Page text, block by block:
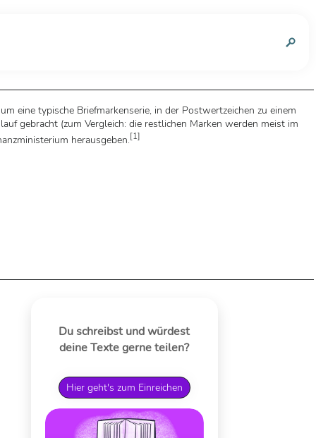
eine typische Briefmarkenserie, in der Postwertzeichen zu einem
gebracht (zum Vergleich: die restlichen Marken werden meist im
herausgeben.[1]
Du schreibst und würdest
deine Texte gerne teilen?
Hier geht's zum Einreichen